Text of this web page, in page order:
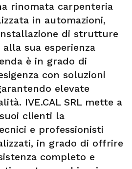
rinomata carpenteria
in automazioni,
di strutture
alla sua esperienza
è in grado di
con soluzioni
elevate
IVE.CAL SRL mette a
clienti la
e professionisti
in grado di offrire
completo e